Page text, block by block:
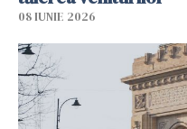
08 IUNIE 2026